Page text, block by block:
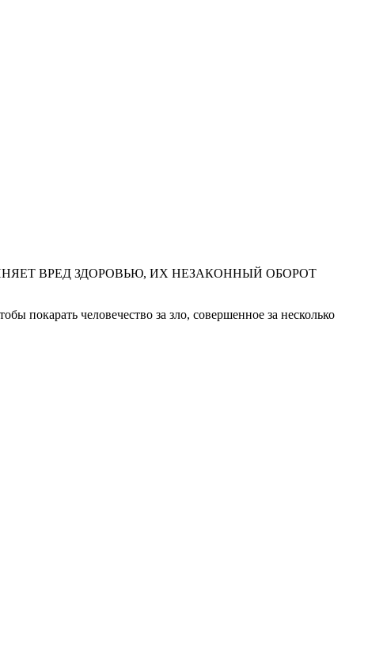
ВРЕД ЗДОРОВЬЮ, ИХ НЕЗАКОННЫЙ ОБОРОТ
покарать человечество за зло, совершенное за несколько